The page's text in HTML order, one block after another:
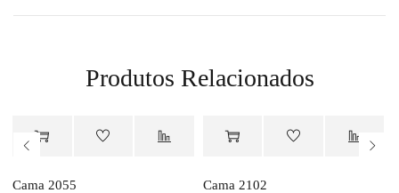
Produtos Relacionados
Cama 2055
Orçamento Cama 2102
Orçamento